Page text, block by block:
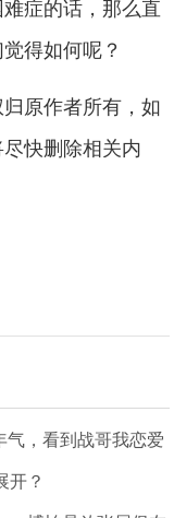
症的话，那么直
得如何呢？
原作者所有，如
快删除相关内
气，看到战哥我恋爱
开？